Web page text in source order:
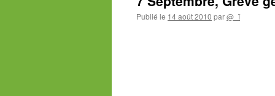
Publié le 14 août 2010 par@_ï